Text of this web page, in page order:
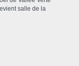
salle de la